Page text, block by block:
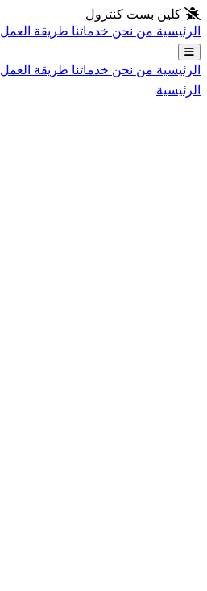
انتقل إلى المحتوى الرئيسي
كلين بست كنترول
الرئيسية من نحن خدماتنا طريقة العمل
الرئيسية من نحن خدماتنا طريقة العمل
الرئيسية